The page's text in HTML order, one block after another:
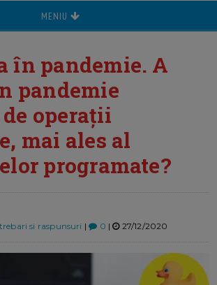
MENIU
în pandemie. A
pandemie
operații
mai ales al
programate?
si raspunsuri | 0 | 27/12/2020